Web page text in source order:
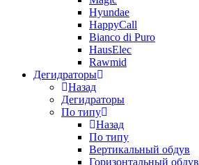
Hyundae
HappyCall
Bianco di Puro
HausElec
Rawmid
Дегидраторы
Назад
Дегидраторы
По типу
Назад
По типу
Вертикальный обдув
Горизонтальный обдув